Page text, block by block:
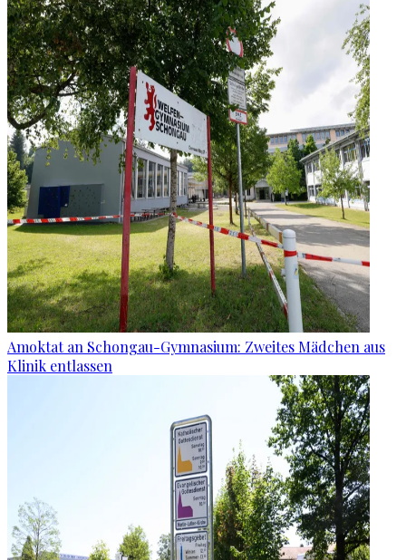
Amoktat an Schongau-Gymnasium: Zweites Mädchen aus
Klinik entlassen